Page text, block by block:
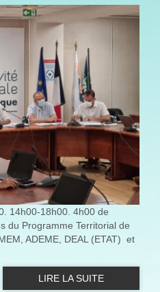
14h00-18h00. 4h00 de
du Programme Territorial de
ADEME, DEAL (ETAT) et
LIRE LA SUITE